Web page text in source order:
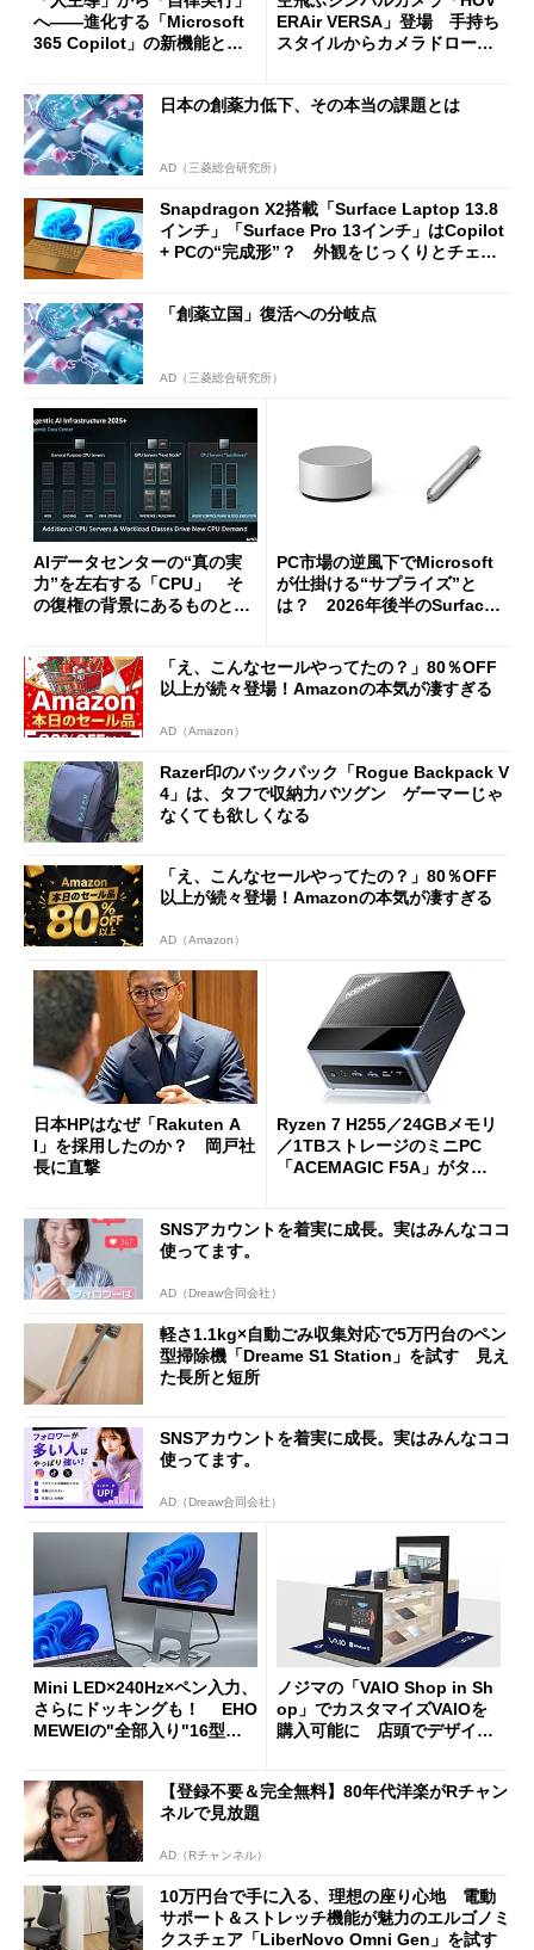
へ――進化する「Microsoft
365 Copilot」の新機能とエ
ERAir VERSA」登場 手持ち
スタイルからカメラドローン
日本の創薬力低下、その本当の課題とは
AD（三菱総合研究所）
Snapdragon X2搭載「Surface Laptop 13.8
インチ」「Surface Pro 13インチ」はCopilot
+ PCの“完成形”？ 外観をじっくりとチェッ
「創薬立国」復活への分岐点
AD（三菱総合研究所）
AIデータセンターの“真の実
力”を左右する「CPU」 そ
の復権の背景にあるものと
PC市場の逆風下でMicrosoft
が仕掛ける“サプライズ”と
は？ 2026年後半のSurface
「え、こんなセールやってたの？」80％OFF
以上が続々登場！Amazonの本気が凄すぎる
AD（Amazon）
Razer印のバックパック「Rogue Backpack V
4」は、タフで収納力バツグン ゲーマーじゃ
なくても欲しくなる
「え、こんなセールやってたの？」80％OFF
以上が続々登場！Amazonの本気が凄すぎる
AD（Amazon）
日本HPはなぜ「Rakuten A
I」を採用したのか？ 岡戸社
長に直撃
Ryzen 7 H255／24GBメモリ
／1TBストレージのミニPC
「ACEMAGIC F5A」がタイ
SNSアカウントを着実に成長。実はみんなココ
使ってます。
AD（Dreaw合同会社）
軽さ1.1kg×自動ごみ収集対応で5万円台のペン
型掃除機「Dreame S1 Station」を試す 見え
た長所と短所
SNSアカウントを着実に成長。実はみんなココ
使ってます。
AD（Dreaw合同会社）
Mini LED×240Hz×ペン入力、
さらにドッキングも！ EHO
MEWEIの"全部入り"16型モ
ノジマの「VAIO Shop in Sh
op」でカスタマイズVAIOを
購入可能に 店頭でデザイン
【登録不要＆完全無料】80年代洋楽がRチャン
ネルで見放題
AD（Rチャンネル）
10万円台で手に入る、理想の座り心地 電動
サポート＆ストレッチ機能が魅力のエルゴノミ
クスチェア「LiberNovo Omni Gen」を試す